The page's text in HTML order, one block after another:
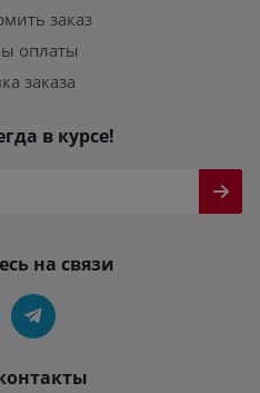
заказ
оплаты
заказа
в курсе!
на связи